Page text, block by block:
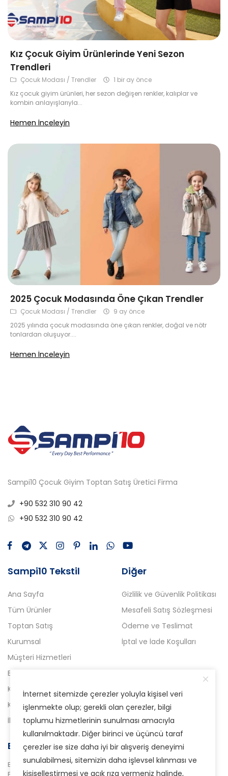
Kız Çocuk Giyim Ürünlerinde Yeni Sezon
Trendleri
Çocuk Modası / Trendler
1 bir ay önce
Kız çocuk giyim ürünleri, her sezon değişen renkler, kalıplar ve
kombin anlayışlarıyla...
Hemen İnceleyin
2025 Çocuk Modasında Öne Çıkan Trendler
Çocuk Modası / Trendler
9 ay önce
2025 yılında çocuk modasında öne çıkan renkler, doğal ve nötr
tonlardan oluşuyor....
Hemen İnceleyin
Sampi10 Çocuk Giyim Toptan Satış Üretici Firma
+90 532 310 90 42
+90 532 310 90 42
Sampi10 Tekstil
Ana Sayfa
Tüm Ürünler
Toptan Satış
Kurumsal
Müşteri Hizmetleri
Blog
Kampanyalı Ürünler
Kataloglar
İletişim
Diğer
Gizlilik ve Güvenlik Politikası
Mesafeli Satış Sözleşmesi
Ödeme ve Teslimat
İptal ve İade Koşulları
E-Bülten Aboneliği
Bizden haberdar olmak için
E-Bülten sistemimize abone olabilirsiniz.
İnternet sitemizde çerezler yoluyla kişisel veri
işlenmekte olup; gerekli olan çerezler, bilgi
toplumu hizmetlerinin sunulması amacıyla
kullanılmaktadır. Diğer birinci ve üçüncü taraf
çerezler ise size daha iyi bir alışveriş deneyimi
sunulabilmesi, sitemizin daha işlevsel kılınması ve
kişiselleştirmesi ve açık rıza vermeniz halinde,